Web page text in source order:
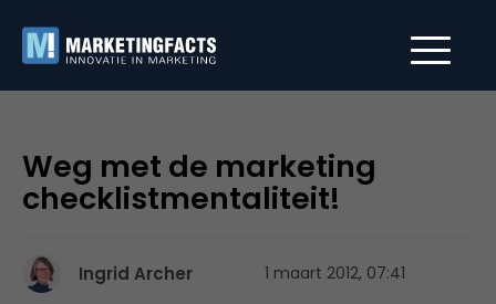
Weg met de marketing
checklistmentaliteit!
Ingrid Archer 1 maart 2012, 07:41